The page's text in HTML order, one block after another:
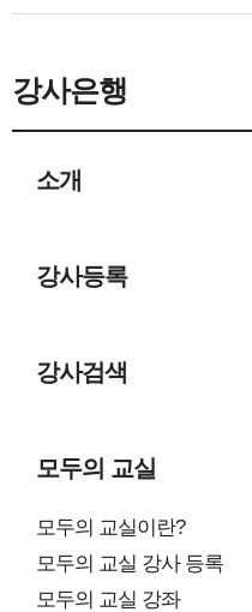
강사은행
소개
강사등록
강사검색
모두의 교실
모두의 교실이란?
모두의 교실 강사 등록
모두의 교실 강좌